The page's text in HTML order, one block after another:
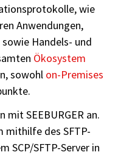
wie
Anwendungen,
Handels- und
Ökosystem
sowohl on-Premises
mit SEEBURGER an.
mithilfe des SFTP-
SCP/SFTP-Server in